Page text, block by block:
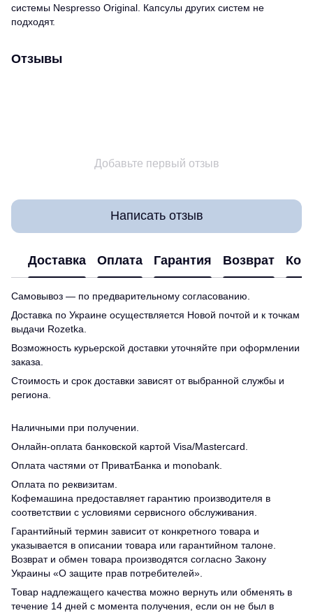
системы Nespresso Original. Капсулы других систем не
подходят.
Отзывы
Добавьте первый отзыв
Написать отзыв
Доставка Оплата Гарантия Возврат
Самовывоз — по предварительному согласованию.
Доставка по Украине осуществляется Новой почтой и к точкам
выдачи Rozetka.
Возможность курьерской доставки уточняйте при оформлении
заказа.
Стоимость и срок доставки зависят от выбранной службы и
региона.
Наличными при получении.
Онлайн-оплата банковской картой Visa/Mastercard.
Оплата частями от ПриватБанка и monobank.
Оплата по реквизитам.
Кофемашина предоставляет гарантию производителя в
соответствии с условиями сервисного обслуживания.
Гарантийный термин зависит от конкретного товара и
указывается в описании товара или гарантийном талоне.
Возврат и обмен товара производятся согласно Закону
Украины «О защите прав потребителей».
Товар надлежащего качества можно вернуть или обменять в
течение 14 дней с момента получения, если он не был в